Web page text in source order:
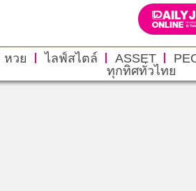
หวย ไลฟ์สไตล์ ASSET
ทุกทิศทั่วไทย